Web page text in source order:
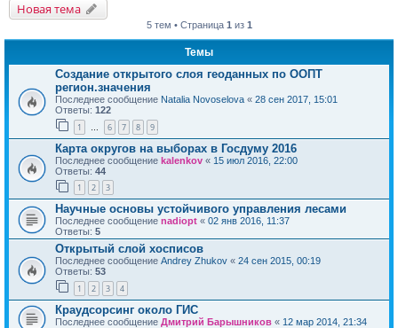
Новая тема
5 тем • Страница 1 из 1
Темы
Создание открытого слоя геоданных по ООПТ
регион.значения
Последнее сообщение Natalia Novoselova « 28 сен 2017, 15:01
Ответы: 122
1 … 6 7 8 9
Карта округов на выборах в Госдуму 2016
Последнее сообщение kalenkov « 15 июл 2016, 22:00
Ответы: 44
1 2 3
Научные основы устойчивого управления лесами
Последнее сообщение nadiopt « 02 янв 2016, 11:37
Ответы: 5
Открытый слой хосписов
Последнее сообщение Andrey Zhukov « 24 сен 2015, 00:19
Ответы: 53
1 2 3 4
Краудсорсинг около ГИС
Последнее сообщение Дмитрий Барышников « 12 мар 2014, 21:34